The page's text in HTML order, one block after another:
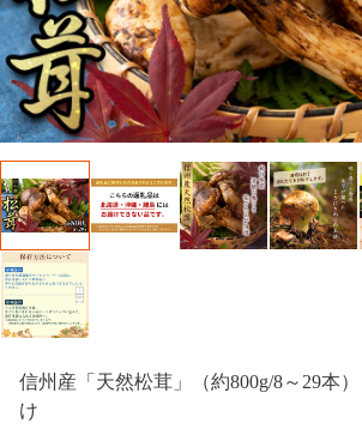
信州産「天然松茸」（約800g/8～29本
け